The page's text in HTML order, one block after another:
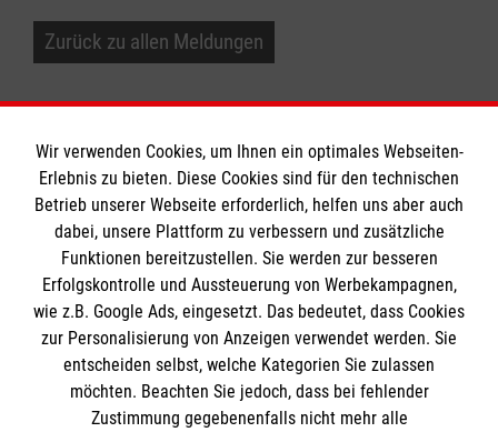
Zurück zu allen Meldungen
Informationen
Impressum
Datenschutz
Barrierefreiheit
Kontakt
Die Malteser
Malteser in Deutschland
Wir verwenden Cookies, um Ihnen ein optimales Webseiten-
Erlebnis zu bieten. Diese Cookies sind für den technischen
Betrieb unserer Webseite erforderlich, helfen uns aber auch
dabei, unsere Plattform zu verbessern und zusätzliche
Funktionen bereitzustellen. Sie werden zur besseren
Erfolgskontrolle und Aussteuerung von Werbekampagnen,
wie z.B. Google Ads, eingesetzt. Das bedeutet, dass Cookies
zur Personalisierung von Anzeigen verwendet werden. Sie
entscheiden selbst, welche Kategorien Sie zulassen
möchten. Beachten Sie jedoch, dass bei fehlender
Zustimmung gegebenenfalls nicht mehr alle